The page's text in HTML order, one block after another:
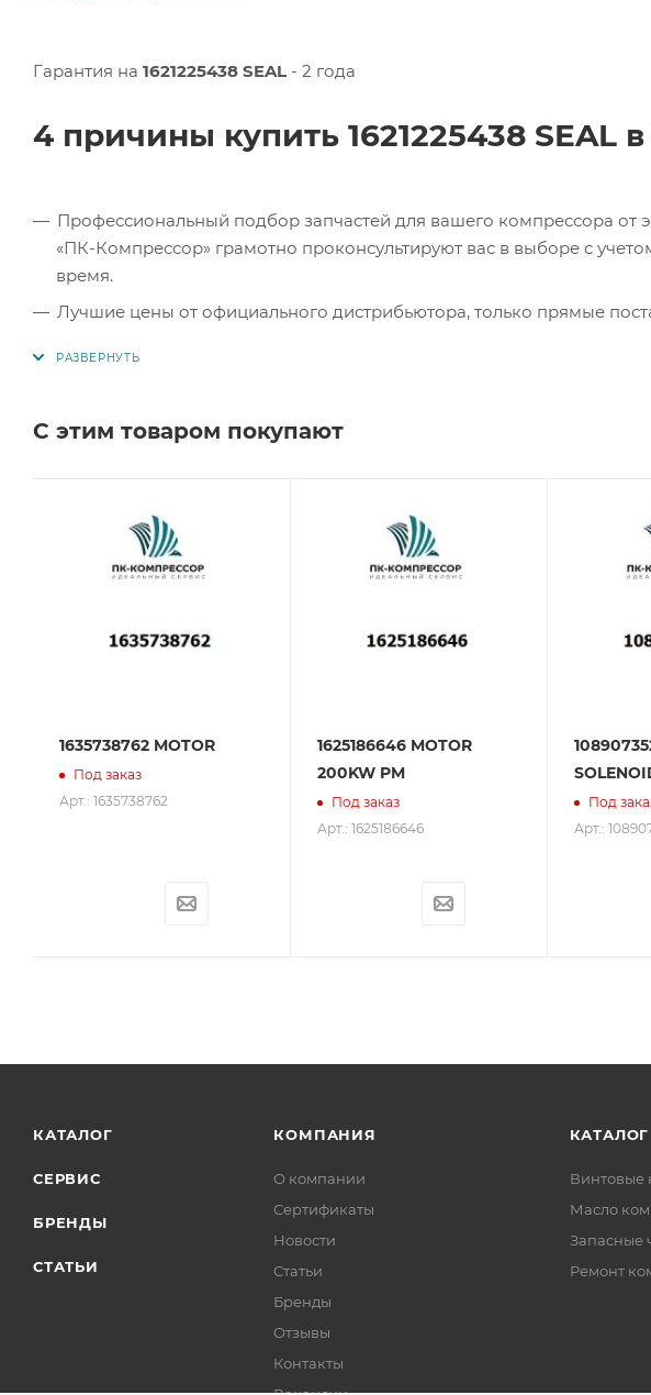
Гарантия на 1621225438 SEAL - 2 года
4 причины купить 1621225438
Профессиональный подбор запчастей для вашего компрессора от
«ПК-Компрессор» грамотно проконсультируют вас в выборе с
время.
Лучшие цены от официального дистрибьютора, только прямые
Сервисное обслуживание на всех этапах использования
С этим товаром покупают
1635738762 MOTOR
Под заказ
Арт.: 1635738762
1625186646 MOTOR
200KW PM
Под заказ
Арт.: 1625186646
Под
Арт.:
КАТАЛОГ
СЕРВИС
БРЕНДЫ
СТАТЬИ
КОМПАНИЯ
О компании
Сертификаты
Новости
Статьи
Бренды
Отзывы
Контакты
КАТАЛОГ
Винтовые
Масло
Запасные
Ремонт